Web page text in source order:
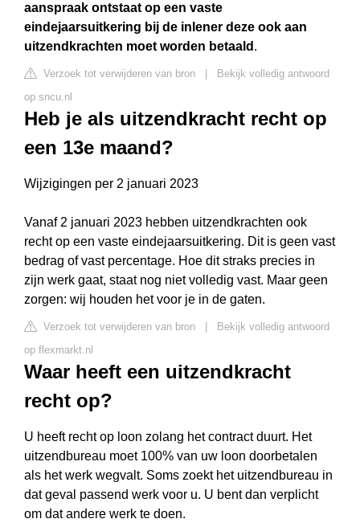
aanspraak ontstaat op een vaste
eindejaarsuitkering bij de inlener deze ook aan
uitzendkrachten moet worden betaald .
Verzoek tot verwijderen van bron
Bekijk volledig antwoord
op sncu.nl
Heb je als uitzendkracht recht op
een 13e maand?
Wijzigingen per 2 januari 2023
Vanaf 2 januari 2023 hebben uitzendkrachten ook
recht op een vaste eindejaarsuitkering. Dit is geen vast
bedrag of vast percentage. Hoe dit straks precies in
zijn werk gaat, staat nog niet volledig vast. Maar geen
zorgen: wij houden het voor je in de gaten.
Verzoek tot verwijderen van bron
Bekijk volledig antwoord
op flexmarkt.nl
Waar heeft een uitzendkracht
recht op?
U heeft recht op loon zolang het contract duurt. Het
uitzendbureau moet 100% van uw loon doorbetalen
als het werk wegvalt. Soms zoekt het uitzendbureau in
dat geval passend werk voor u. U bent dan verplicht
om dat andere werk te doen.